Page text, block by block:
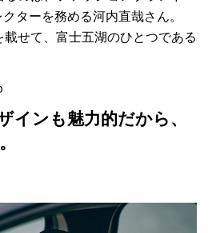
クターを務める河内直哉さん。
載せて、富士五湖のひとつである
インも魅力的だから、